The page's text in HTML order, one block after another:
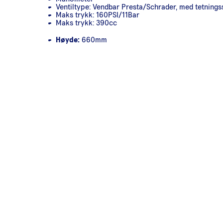
Ventiltype: Vendbar Presta/Schrader, med
Maks trykk: 160PSI/11Bar
Maks trykk: 390cc
Høyde: 660mm